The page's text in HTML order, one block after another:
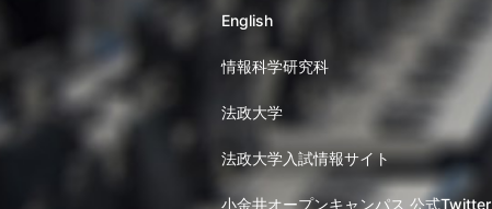
English
情報科学研究科
法政大学
法政大学入試情報サイト
小金井オープンキャンパス 公式Twitter